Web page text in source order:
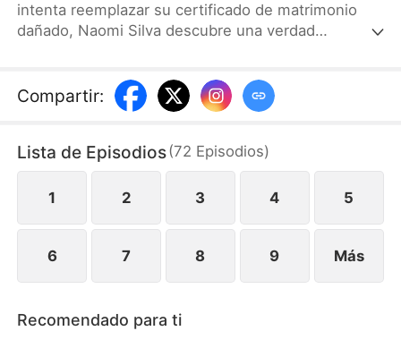
intenta reemplazar su certificado de matrimonio
dañado, Naomi Silva descubre una verdad
Gloria Quiroz. Decidida a marcharse, se ve obligada
a quedarse hasta que terminen de gestionar su
exasperantes con él. Para cuando Enzo empieza a
arrepentirse de haberla perdido, Naomi ya ha
seguido adelante con alguien más.
Compartir:
Lista de Episodios(72 Episodios)
1 2 3 4 5
6 7 8 9 Más
Recomendado para ti